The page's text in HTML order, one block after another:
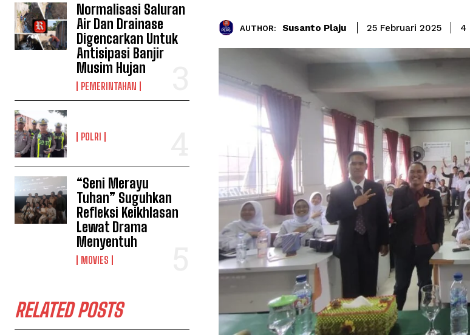
Normalisasi Saluran
Air Dan Drainase
Digencarkan Untuk
Antisipasi Banjir
Musim Hujan
PEMERINTAHAN
POLRI
“Seni Merayu
Tuhan” Suguhkan
Refleksi Keikhlasan
Lewat Drama
Menyentuh
MOVIES
RELATED POSTS
AUTHOR: Susanto Plaju 25 Februari 2025 4